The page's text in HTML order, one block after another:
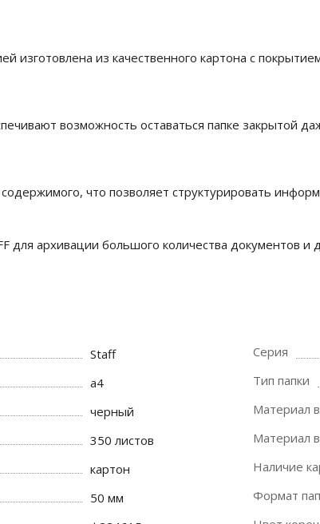
изготовлена из качественного картона с
возможность оставаться папке закрытой
что позволяет структурировать
для архивации большого количества документов
Staff
a4
черный
350 листов
картон
50 мм
Серия
Тип папки
Материал
Материал
Наличие
Формат